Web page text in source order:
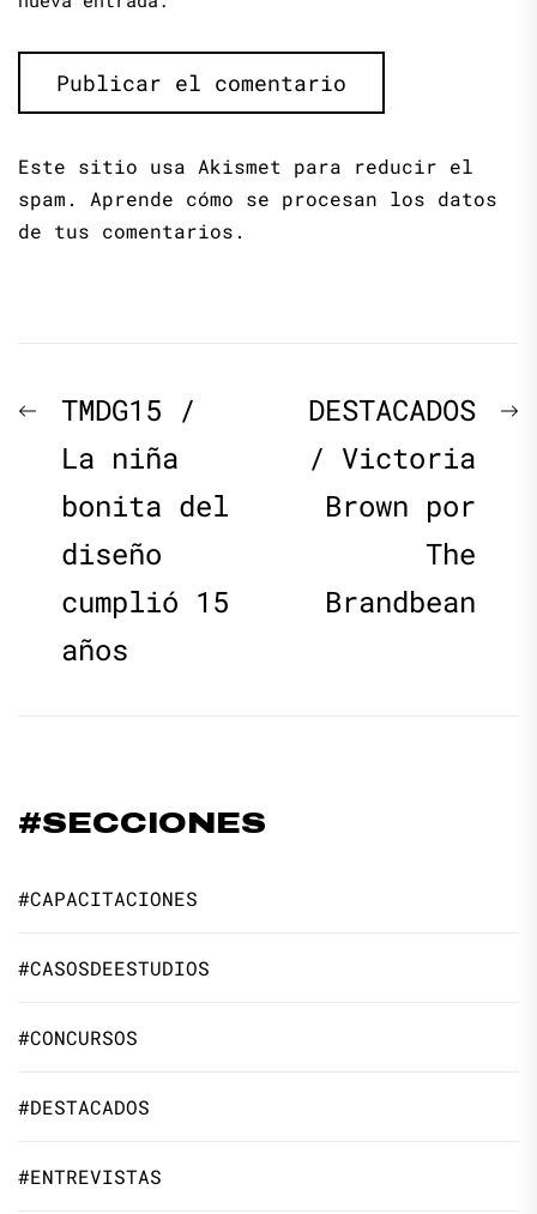
Este sitio usa Akismet para reducir el
spam. Aprende cómo se procesan los datos
de tus comentarios.
Navegación
de
entradas
Previous
post:
TMDG15 /
La niña
bonita del
diseño
cumplió 15
años
DESTACADOS
/ Victoria
Brown por
The
Brandbean
#SECCIONES
#CAPACITACIONES
#CASOSDEESTUDIOS
#CONCURSOS
#DESTACADOS
#ENTREVISTAS